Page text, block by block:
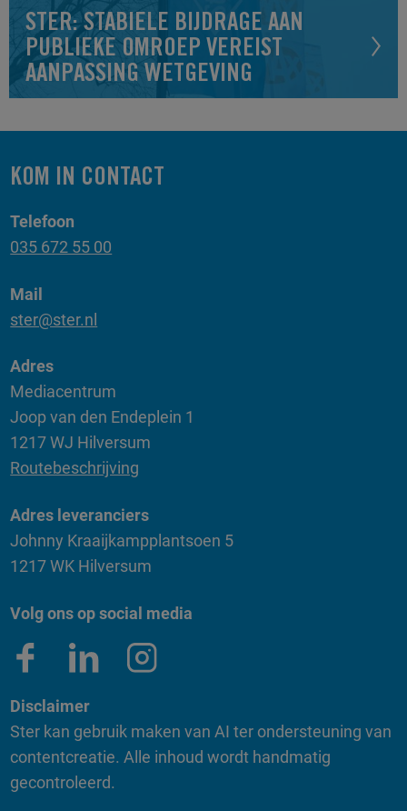
STER: STABIELE BIJDRAGE AAN
PUBLIEKE OMROEP VEREIST
AANPASSING WETGEVING
KOM IN CONTACT
Telefoon
035 672 55 00
Mail
ster@ster.nl
Adres
Mediacentrum
Joop van den Endeplein 1
1217 WJ Hilversum
Routebeschrijving
Adres leveranciers
Johnny Kraaijkampplantsoen 5
1217 WK Hilversum
Volg ons op social media
Disclaimer
Ster kan gebruik maken van AI ter ondersteuning van
contentcreatie. Alle inhoud wordt handmatig
gecontroleerd.